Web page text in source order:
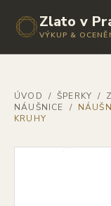
Zlato v
VÝKUP &
ÚVOD / ŠPERKY /
NÁUŠNICE
/
KRUHY